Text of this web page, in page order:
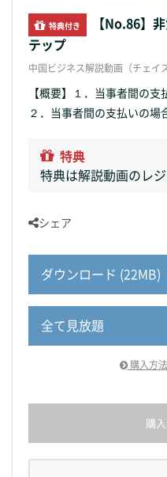
特典付き
【No.86】
テップ
中国ビジネス解説動画（チェイ
【概要】１．当事者間の支
２．当事者間の支払いの場
特典
特典は解説動画のレジ
シェア
ダウンロード (22MB)
全て見放題
購入方
購